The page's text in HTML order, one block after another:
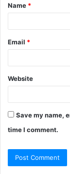
Name *
Email *
Website
Save my name,
time I comment.